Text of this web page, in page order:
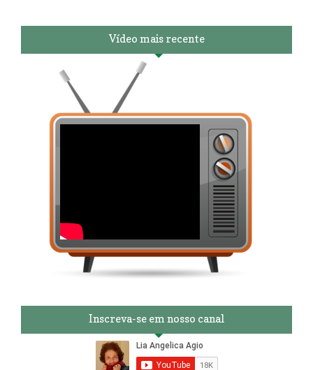
Vídeo mais recente
Inscreva-se em nosso canal